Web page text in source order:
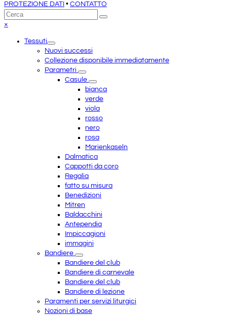
PROTEZIONE DATI • CONTATTO
Torna
in
Cerca
Invia
×
menuTessuti
Nuovi successi
Collezione disponibile immediatamente
Parametri
Casule
bianca
verde
viola
rosso
nero
rosa
Marienkaseln
Dalmatica
Cappotti da coro
Regalia
fatto su misura
Benedizioni
Mitren
Baldacchini
Antependia
Impiccagioni
immagini
Bandiere
Bandiere del club
Bandiere di carnevale
Bandiere del club
Bandiere di lezione
Paramenti per servizi liturgici
Nozioni di base